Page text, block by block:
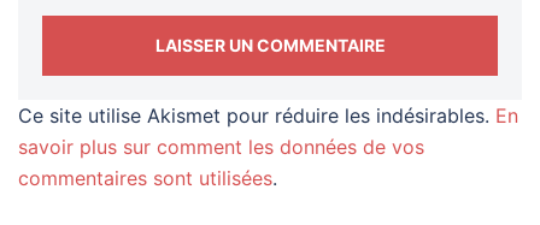
Ce site utilise Akismet pour réduire les indésirables. En
savoir plus sur comment les données de vos
commentaires sont utilisées.